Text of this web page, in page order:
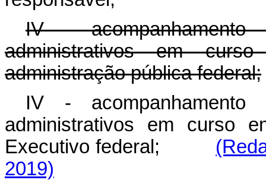
IV - acompanhamento
administrativos em
administração pública federal;
IV - acompanhamento
administrativos em curso
Executivo federal;
2019)